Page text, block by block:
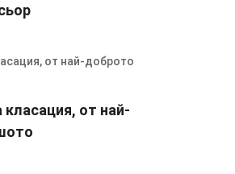
от най-